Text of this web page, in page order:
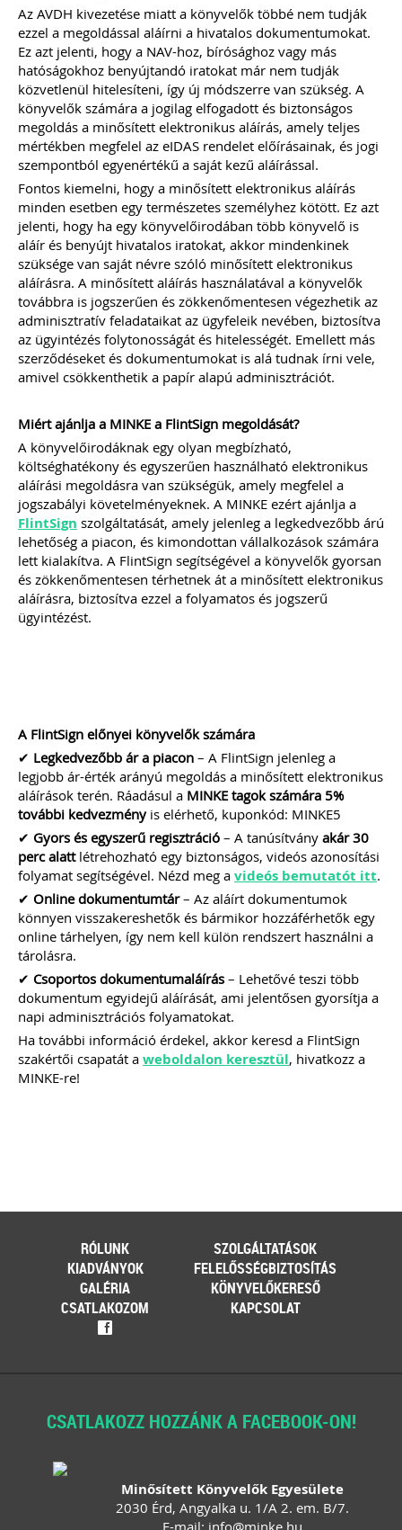
TAGJAINKNAK INGYENESEN
LETÖLTHETŐ A HONLAPON!
Ár: 6900
Tagoknak: Ingyenesen
letölthető
MEGRENDELEM
Még több szakmai kiadvány »
Szakmai sarok
2026-08-04
Külföldi gazdálkodó
magyarországi
vásárokon történő
részvételének
adózási kérdései
A vásárokon és a piacokon
folytatott kereskedelmi
tevékenységek egyik kiemelt
időszaka a nyári szezon, amikor
szabadtéren is megrendezésre
kerülhetnek a különféle – gyakran
tematikus – vásárok. Írásunk
[…]
Továbbolvasom »
Még több szakmai cikk »
Az AVDH kivezetése miatt a könyvelők többé nem tudják
ezzel a megoldással aláírni a hivatalos dokumentumokat.
Ez azt jelenti, hogy a NAV-hoz, bírósághoz vagy más
hatóságokhoz benyújtandó iratokat már nem tudják
közvetlenül hitelesíteni, így új módszerre van szükség. A
könyvelők számára a jogilag elfogadott és biztonságos
megoldás a minősített elektronikus aláírás, amely teljes
mértékben megfelel az eIDAS rendelet előírásainak, és jogi
szempontból egyenértékű a saját kezű aláírással.
Fontos kiemelni, hogy a minősített elektronikus aláírás
minden esetben egy természetes személyhez kötött. Ez azt
jelenti, hogy ha egy könyvelőirodában több könyvelő is
aláír és benyújt hivatalos iratokat, akkor mindenkinek
szüksége van saját névre szóló minősített elektronikus
aláírásra. A minősített aláírás használatával a könyvelők
továbbra is jogszerűen és zökkenőmentesen végezhetik az
adminisztratív feladataikat az ügyfeleik nevében, biztosítva
az ügyintézés folytonosságát és hitelességét. Emellett más
szerződéseket és dokumentumokat is alá tudnak írni vele,
amivel csökkenthetik a papír alapú adminisztrációt.
Miért ajánlja a MINKE a FlintSign megoldását?
A könyvelőirodáknak egy olyan megbízható,
költséghatékony és egyszerűen használható elektronikus
aláírási megoldásra van szükségük, amely megfelel a
jogszabályi követelményeknek. A MINKE ezért ajánlja a
FlintSign szolgáltatását, amely jelenleg a legkedvezőbb árú
lehetőség a piacon, és kimondottan vállalkozások számára
lett kialakítva. A FlintSign segítségével a könyvelők gyorsan
és zökkenőmentesen térhetnek át a minősített elektronikus
aláírásra, biztosítva ezzel a folyamatos és jogszerű
ügyintézést.
A FlintSign előnyei könyvelők számára
✔ Legkedvezőbb ár a piacon – A FlintSign jelenleg a
legjobb ár-érték arányú megoldás a minősített elektronikus
aláírások terén. Ráadásul a MINKE tagok számára 5%
további kedvezményis elérhető, kuponkód: MINKE5
✔ Gyors és egyszerű regisztráció – A tanúsítvány akár 30
perc alattlétrehozható egy biztonságos, videós azonosítási
folyamat segítségével. Nézd meg a videós bemutatót itt.
✔ Online dokumentumtár– Az aláírt dokumentumok
könnyen visszakereshetők és bármikor hozzáférhetők egy
online tárhelyen, így nem kell külön rendszert használni a
tárolásra.
✔ Csoportos dokumentumaláírás – Lehetővé teszi több
dokumentum egyidejű aláírását, ami jelentősen gyorsítja a
napi adminisztrációs folyamatokat.
Ha további információ érdekel, akkor keresd a FlintSign
szakértői csapatát a weboldalon keresztül, hivatkozz a
MINKE-re!
RÓLUNK
SZOLGÁLTATÁSOK
KIADVÁNYOK
FELELŐSSÉGBIZTOSÍTÁS
GALÉRIA
KÖNYVELŐKERESŐ
CSATLAKOZOM
KAPCSOLAT
f
CSATLAKOZZ HOZZÁNK A FACEBOOK-ON!
Minősített Könyvelők Egyesülete
2030 Érd, Angyalka u. 1/A 2. em. B/7.
E-mail: info@minke hu